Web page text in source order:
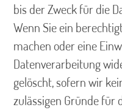
bis der Zweck für die
Wenn Sie ein
machen oder eine
Datenverarbeitung
gelöscht, sofern wir
zulässigen Gründe für